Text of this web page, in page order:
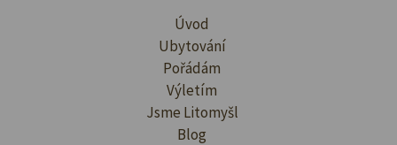
Úvod
Ubytování
Pořádám
Výletím
Jsme Litomyšl
Blog